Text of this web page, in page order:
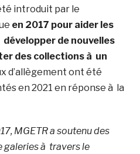
introduit par le
en 2017 pour aider les
de nouvelles
des collections à un
d’allègement ont été
en 2021 en réponse à la
MGETR a soutenu des
galeries à travers le